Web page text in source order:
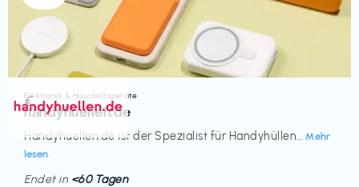
Elektronik & Haushaltsgeräte
handyhuellen.de
Handyhuellen.de ist der Spezialist für Handyhüllen... Mehr
lesen
€‎
Endet in <60 Tagen